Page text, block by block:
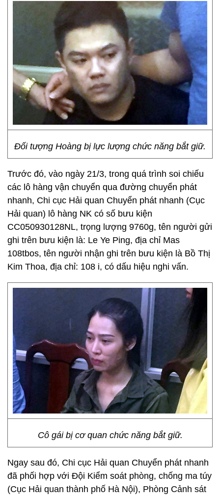
Đối tượng Hoàng bị lực lượng chức năng bắt giữ.
Trước đó, vào ngày 21/3, trong quá trình soi chiếu
các lô hàng vận chuyển qua đường chuyển phát
nhanh, Chi cục Hải quan Chuyển phát nhanh (Cục
Hải quan) lô hàng NK có số bưu kiện
CC050930128NL, trọng lượng 9760g, tên người gửi
ghi trên bưu kiện là: Le Ye Ping, địa chỉ Mas
108tbos, tên người nhận ghi trên bưu kiện là Bồ Thị
Kim Thoa, địa chỉ: 108 i, có dấu hiệu nghi vấn.
Cô gái bị cơ quan chức năng bắt giữ.
Ngay sau đó, Chi cục Hải quan Chuyển phát nhanh
đã phối hợp với Đội Kiểm soát phòng, chống ma túy
(Cục Hải quan thành phố Hà Nội), Phòng Cảnh sát